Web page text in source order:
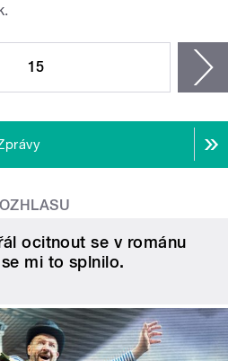
15
ocitnout se v románu
mi to splnilo.